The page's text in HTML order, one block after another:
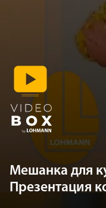
Мешанка для
Презентация